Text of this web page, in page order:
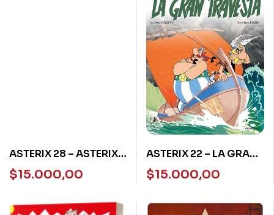
ASTERIX 28 – ASTERIX
EN LA INDIA
$15.000,00
ASTERIX 22 – LA GRAN
TRAVESIA
$15.000,00